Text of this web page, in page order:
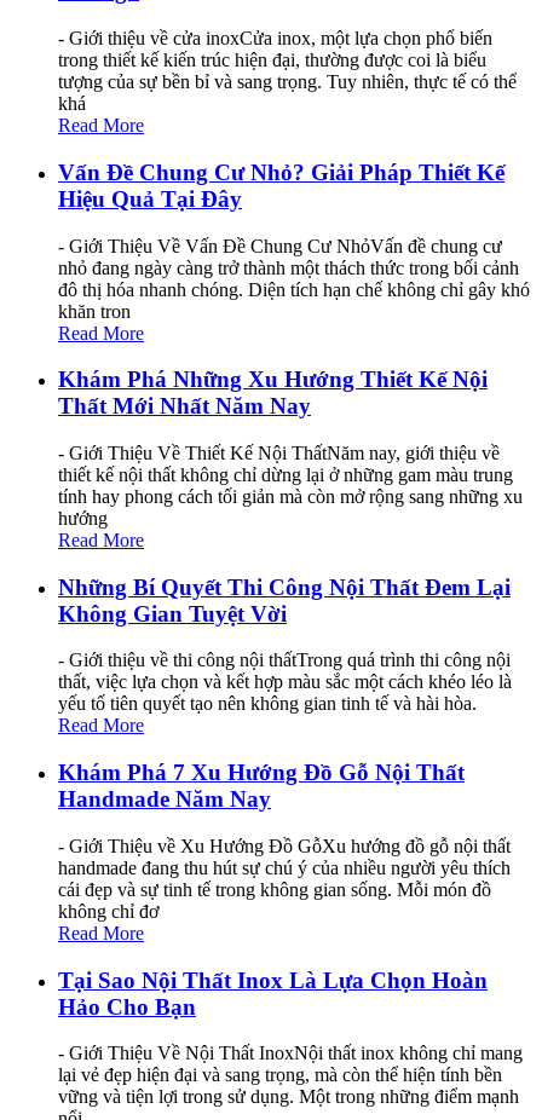
- Giới thiệu về cửa inoxCửa inox, một lựa chọn phổ biến
trong thiết kế kiến trúc hiện đại, thường được coi là biểu
tượng của sự bền bỉ và sang trọng. Tuy nhiên, thực tế có thể
khá
Read More
Vấn Đề Chung Cư Nhỏ? Giải Pháp Thiết Kế
Hiệu Quả Tại Đây
- Giới Thiệu Về Vấn Đề Chung Cư NhỏVấn đề chung cư
nhỏ đang ngày càng trở thành một thách thức trong bối cảnh
đô thị hóa nhanh chóng. Diện tích hạn chế không chỉ gây khó
khăn tron
Read More
Khám Phá Những Xu Hướng Thiết Kế Nội
Thất Mới Nhất Năm Nay
- Giới Thiệu Về Thiết Kế Nội ThấtNăm nay, giới thiệu về
thiết kế nội thất không chỉ dừng lại ở những gam màu trung
tính hay phong cách tối giản mà còn mở rộng sang những xu
hướng
Read More
Những Bí Quyết Thi Công Nội Thất Đem Lại
Không Gian Tuyệt Vời
- Giới thiệu về thi công nội thấtTrong quá trình thi công nội
thất, việc lựa chọn và kết hợp màu sắc một cách khéo léo là
yếu tố tiên quyết tạo nên không gian tinh tế và hài hòa.
Read More
Khám Phá 7 Xu Hướng Đồ Gỗ Nội Thất
Handmade Năm Nay
- Giới Thiệu về Xu Hướng Đồ GỗXu hướng đồ gỗ nội thất
handmade đang thu hút sự chú ý của nhiều người yêu thích
cái đẹp và sự tinh tế trong không gian sống. Mỗi món đồ
không chỉ đơ
Read More
Tại Sao Nội Thất Inox Là Lựa Chọn Hoàn
Hảo Cho Bạn
- Giới Thiệu Về Nội Thất InoxNội thất inox không chỉ mang
lại vẻ đẹp hiện đại và sang trọng, mà còn thể hiện tính bền
vững và tiện lợi trong sử dụng. Một trong những điểm mạnh